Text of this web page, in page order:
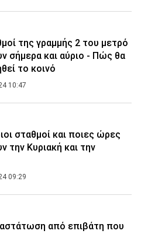
της γραμμής 2 του μετρό
σήμερα και αύριο - Πώς θα
το κοινό
10:47
σταθμοί και ποιες ώρες
την Κυριακή και την
09:29
από επιβάτη που